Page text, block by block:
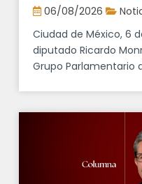
responsabilidad
06/08/2026
Ciudad de México, 6
diputado Ricardo
Grupo Parlamentario
Primera Jornada
se llevará a cabo el
participación de